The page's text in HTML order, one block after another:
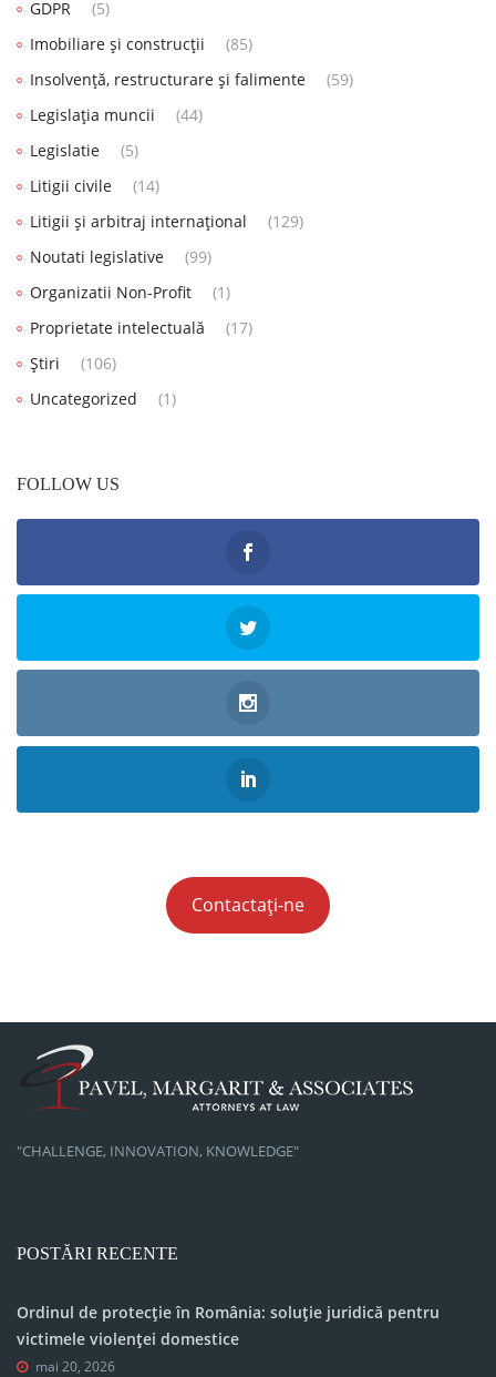
GDPR
(5)
Imobiliare și construcții
(85)
Insolvență, restructurare și falimente
(59)
Legislația muncii
(44)
Legislatie
(5)
Litigii civile
(14)
Litigii și arbitraj internațional
(129)
Noutati legislative
(99)
Organizatii Non-Profit
(1)
Proprietate intelectuală
(17)
Știri
(106)
Uncategorized
(1)
FOLLOW US
Contactați-ne
"CHALLENGE, INNOVATION, KNOWLEDGE"
POSTĂRI RECENTE
Ordinul de protecție în România: soluție juridică pentru
victimele violenței domestice
mai 20, 2026